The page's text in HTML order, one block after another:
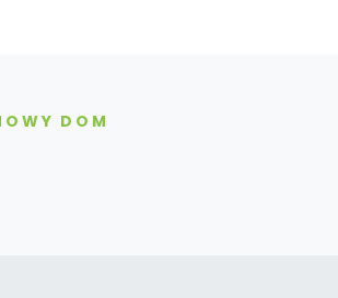
DOM